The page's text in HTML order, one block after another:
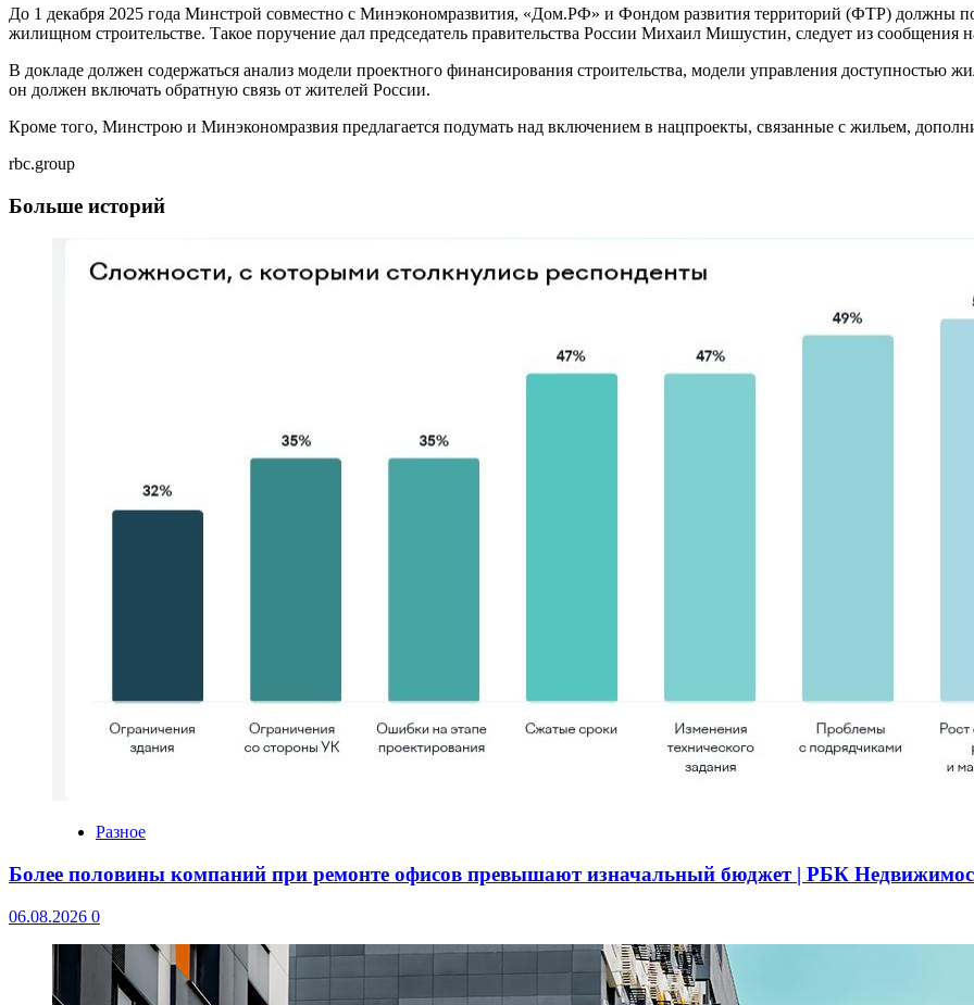
До 1 декабря 2025 года Минстрой совместно с Минэкономразвития, «Дом.РФ» и Фондом развития территорий (ФТР) должны
жилищном строительстве. Такое поручение дал председатель правительства России Михаил Мишустин, следует из сообщения
В докладе должен содержаться анализ модели проектного финансирования строительства, модели управления доступностью
он должен включать обратную связь от жителей России.
Кроме того, Минстрою и Минэкономразвия предлагается подумать над включением в нацпроекты, связанные с жильем,
rbc.group
Больше историй
Разное
Более половины компаний при ремонте офисов превышают изначальный бюджет | РБК
06.08.2026 0